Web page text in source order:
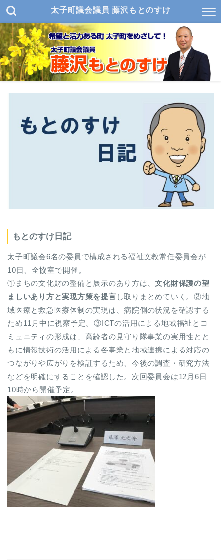
太子町議会議員 藤沢もとのすけ
もとのすけ日記
太子町議会6名の委員で構成される福祉文教常任委員会が
10日、全協室で開催。
①まちの文化財の整備と展示のあり方は、文化財保護の望
ましいあり方と実現方策を提言 し取りまとめていく。②地
域医療と救急医療体制の実現は、病院側の状況を確認する
ため11月中に視察予定。③ICTの活用による地域福祉とコ
ミュニティの形成は、高齢者の見守り隊事業の実用性とと
もに情報技術の活用による各事業と地域連携による対応の
つながりや広がりを検証するため、今後の調査・研究方法
などを明確にすることを確認した。次回委員会は12月6日
10時から開催予定。